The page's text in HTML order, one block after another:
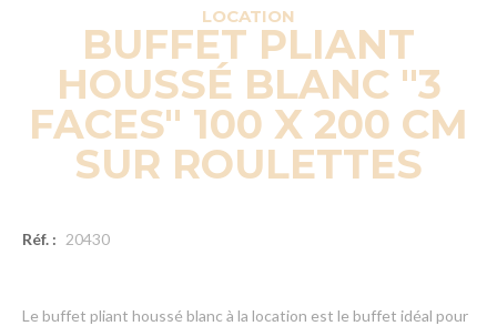
LOCATION
BUFFET PLIANT
HOUSSÉ BLANC "3
FACES" 100 X 200 CM
SUR ROULETTES
Réf. : 20430
Le buffet pliant houssé blanc à la location est le buffet idéal pour